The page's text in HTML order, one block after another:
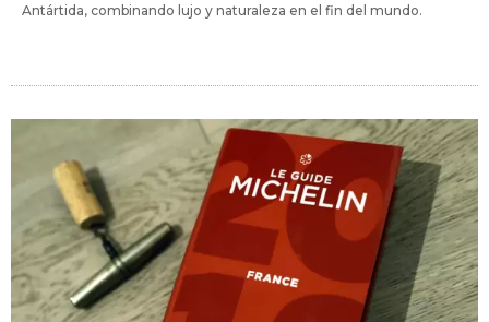
Antártida, combinando lujo y naturaleza en el fin del mundo.